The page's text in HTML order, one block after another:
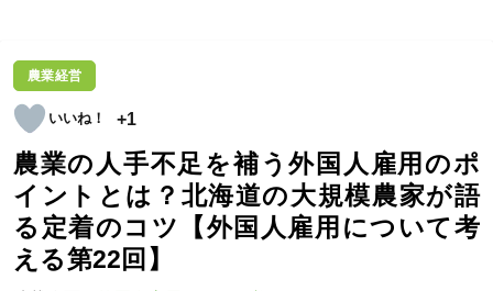
農業経営
+1
農業の人手不足を補う外国人雇用のポ
イントとは？北海道の大規模農家が語
る定着のコツ【外国人雇用について考
える第22回】